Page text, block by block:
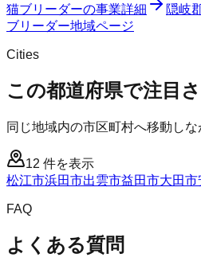
猫ブリーダーの事業詳細 隠岐
ブリーダー地域ページ
Cities
この都道府県で注目
同じ地域内の市区町村へ移動し
12 件を表示
松江市浜田市出雲市益田市大田市
FAQ
よくある質問